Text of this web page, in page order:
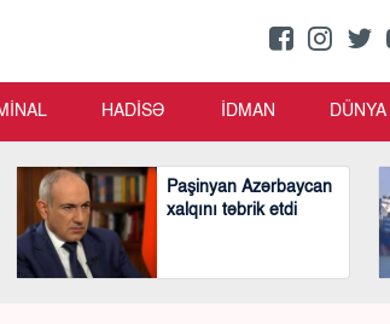
HADİSƏ İDMAN DÜNYA
Paşinyan Azərbaycan
xalqını təbrik etdi